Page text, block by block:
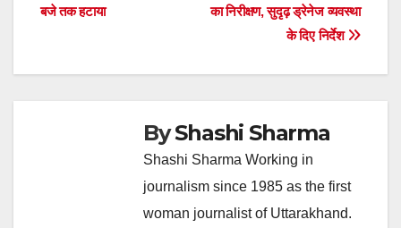
का निरीक्षण, सुदृढ़ ड्रेनेज व्यवस्था
के दिए निर्देश
बजे तक हटाया
ByShashi Sharma
Shashi Sharma Working in
journalism since 1985 as the first
woman journalist of Uttarakhand.